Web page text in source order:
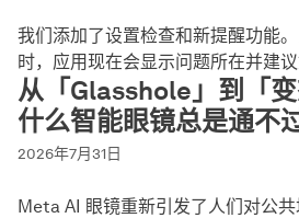
我们添加了设置检查和新提醒功能
时，应用现在会显示问题所在并建议
从「Glasshole」到「
什么智能眼镜总是通不
2026年7月31日
Meta AI 眼镜重新引发了人们对公